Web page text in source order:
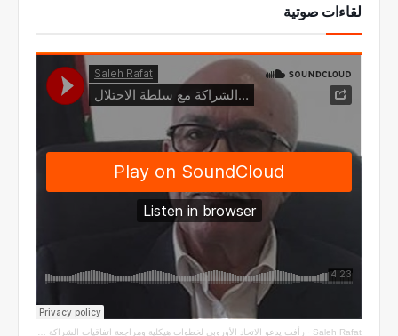
لقاءات صوتية
Saleh Rafat
· رأفت يدعو الاتحاد الأوروبي لخطوات هيكلية ومراجعة اتفاقيات الشراكة مع سلطة الاحتلال